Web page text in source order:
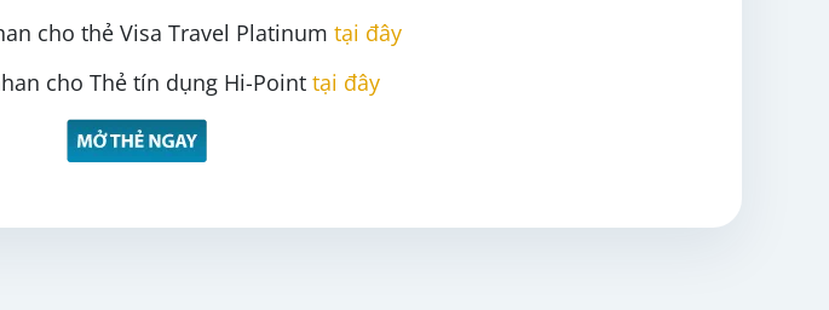
cho thẻ Visa Travel Platinum tại đây
cho Thẻ tín dụng Hi-Point tại đây